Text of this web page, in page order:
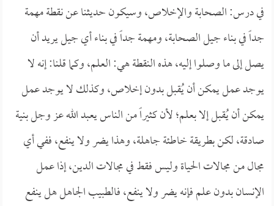
في درس: الصحابة والإخلاص، وسيكون حديثنا عن نقطة مهمة
جداً في بناء جيل الصحابة، ومهمة جداً في بناء أي جيل يريد أن
يصل إلى ما وصلوا إليه، هذه النقطة هي: العلم، وكما قلنا: إنه لا
يوجد عمل يمكن أن يُقبل بدون إخلاص، وكذلك لا يوجد عمل
يمكن أن يُقبل إلا بعلم؛ لأن كثيراً من الناس يعبد الله عز وجل بنية
صادقة، لكن بطريقة خاطئة جاهلة، وهذا يضر ولا ينفع، ففي أي
مجال من مجالات الحياة وليس فقط في مجالات الدين، إذا عمل
الإنسان بدون علم فإنه يضر ولا ينفع، فالطبيب الجاهل هل ينفع